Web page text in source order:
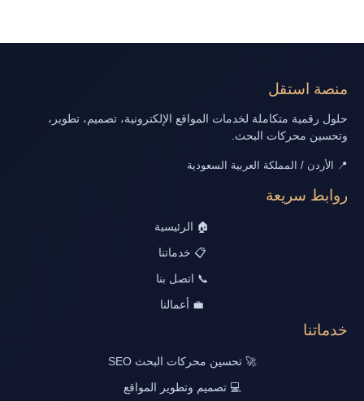
منصة استقل
حلول رقمية متكاملة لخدمات المواقع الإلكترونية، تصميم، تطوير،
وتحسين محركات البحث.
📍 الأردن / المملكة العربية السعودية
روابط سريعة
🏠 الرئيسية
📋 خدماتنا
📞 اتصل بنا
💼 أعمالنا
خدماتنا
🚀 تحسين محركات البحث SEO
💻 تصميم وتطوير المواقع